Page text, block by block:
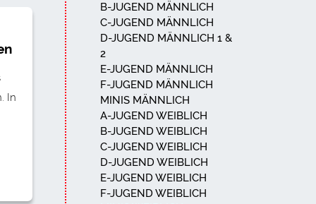
In
B-JUGEND MÄNNLICH
C-JUGEND MÄNNLICH
D-JUGEND MÄNNLICH 1 &
2
E-JUGEND MÄNNLICH
F-JUGEND MÄNNLICH
MINIS MÄNNLICH
A-JUGEND WEIBLICH
B-JUGEND WEIBLICH
C-JUGEND WEIBLICH
D-JUGEND WEIBLICH
E-JUGEND WEIBLICH
F-JUGEND WEIBLICH